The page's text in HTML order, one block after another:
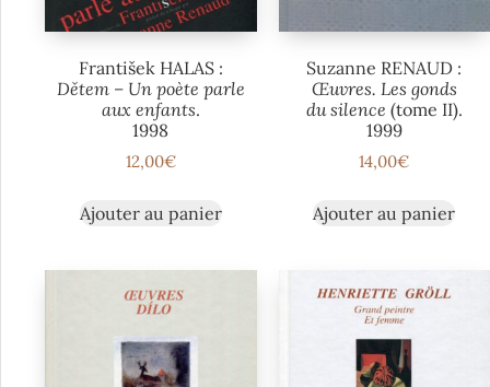
František HALAS :
Dětem – Un poète parle
aux enfants.
1998
12,00€
Ajouter au panier
Suzanne RENAUD :
Œuvres. Les gonds
du silence (tome II).
1999
14,00€
Ajouter au panier